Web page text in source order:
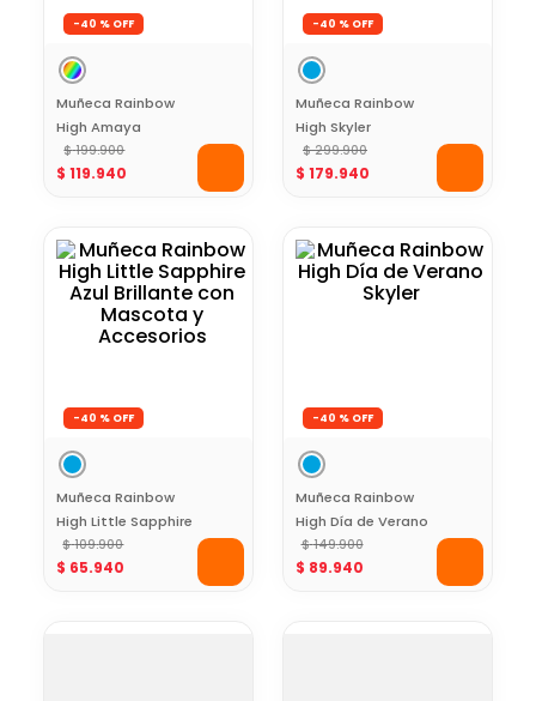
-40 %
Muñeca Rainbow
High Amaya
Cabello Mágico
con Acuarelas
$ 199.900
$ 119.940
-40 %
Muñeca Rainbow
High Skyler
Cristales Creativos
con Outfit Azul y
$ 299.900
$ 179.940
-40 %
Muñeca Rainbow
High Little Sapphire
Azul Brillante con
Mascota y
$ 109.900
$ 65.940
-40 %
Muñeca Rainbow
High Día de Verano
Skyler
$ 149.900
$ 89.940